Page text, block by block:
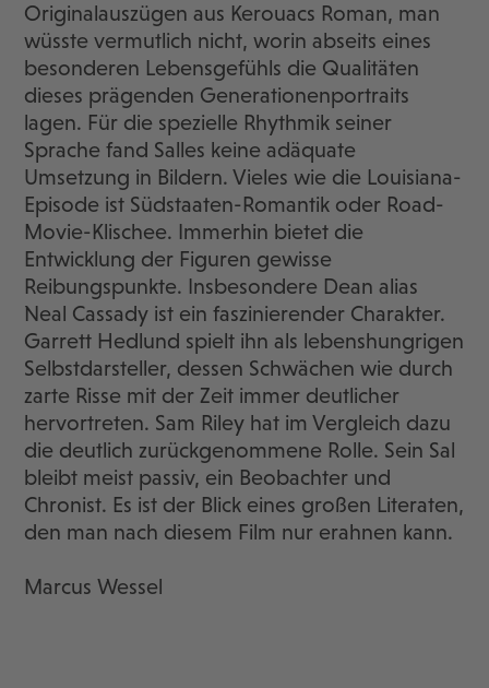
Originalauszügen aus Kerouacs Roman, man
wüsste vermutlich nicht, worin abseits eines
besonderen Lebensgefühls die Qualitäten
dieses prägenden Generationenportraits
lagen. Für die spezielle Rhythmik seiner
Sprache fand Salles keine adäquate
Umsetzung in Bildern. Vieles wie die Louisiana-
Episode ist Südstaaten-Romantik oder Road-
Movie-Klischee. Immerhin bietet die
Entwicklung der Figuren gewisse
Reibungspunkte. Insbesondere Dean alias
Neal Cassady ist ein faszinierender Charakter.
Garrett Hedlund spielt ihn als lebenshungrigen
Selbstdarsteller, dessen Schwächen wie durch
zarte Risse mit der Zeit immer deutlicher
hervortreten. Sam Riley hat im Vergleich dazu
die deutlich zurückgenommene Rolle. Sein Sal
bleibt meist passiv, ein Beobachter und
Chronist. Es ist der Blick eines großen Literaten,
den man nach diesem Film nur erahnen kann.
Marcus Wessel